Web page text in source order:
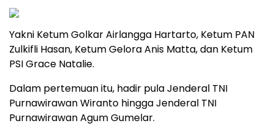
Yakni Ketum Golkar Airlangga Hartarto, Ketum PAN
Zulkifli Hasan, Ketum Gelora Anis Matta, dan Ketum
PSI Grace Natalie.
Dalam pertemuan itu, hadir pula Jenderal TNI
Purnawirawan Wiranto hingga Jenderal TNI
Purnawirawan Agum Gumelar.